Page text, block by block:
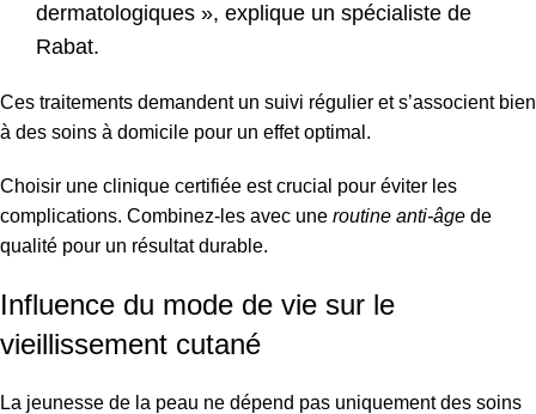
dermatologiques », explique un spécialiste de
Rabat.
Ces traitements demandent un suivi régulier et s’associent bien
à des soins à domicile pour un effet optimal.
Choisir une clinique certifiée est crucial pour éviter les
complications. Combinez-les avec une routine anti-âge de
qualité pour un résultat durable.
Influence du mode de vie sur le
vieillissement cutané
La jeunesse de la peau ne dépend pas uniquement des soins